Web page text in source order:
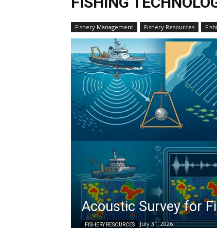
Fishery Management Fishery Resources
Acoustic Survey for
FISHERY RESOURCES July 31, 2026